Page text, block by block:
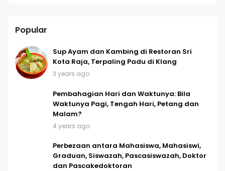
Popular
Sup Ayam dan Kambing di Restoran Sri
Kota Raja, Terpaling Padu di Klang
3 years ago
Pembahagian Hari dan Waktunya: Bila
Waktunya Pagi, Tengah Hari, Petang dan
Malam?
4 years ago
Perbezaan antara Mahasiswa, Mahasiswi,
Graduan, Siswazah, Pascasiswazah, Doktor
dan Pascakedoktoran